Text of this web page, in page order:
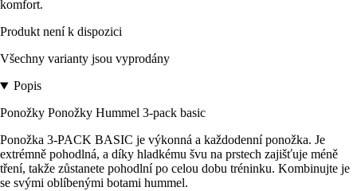
komfort.
Produkt není k dispozici
Všechny varianty jsou vyprodány
Popis
Ponožky Ponožky Hummel 3-pack basic
Ponožka 3-PACK BASIC je výkonná a každodenní ponožka. Je
extrémně pohodlná, a díky hladkému švu na prstech zajišťuje méně
tření, takže zůstanete pohodlní po celou dobu tréninku. Kombinujte je
se svými oblíbenými botami hummel.